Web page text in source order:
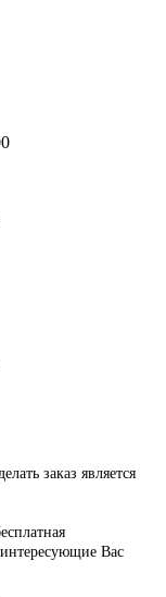
заказ является
Вас